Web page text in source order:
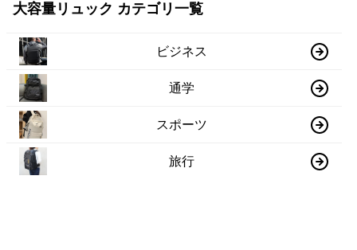
大容量リュック カテゴリ一覧
ビジネス
通学
スポーツ
旅行